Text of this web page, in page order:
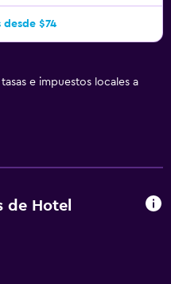
$74
e impuestos locales a
de Hotel